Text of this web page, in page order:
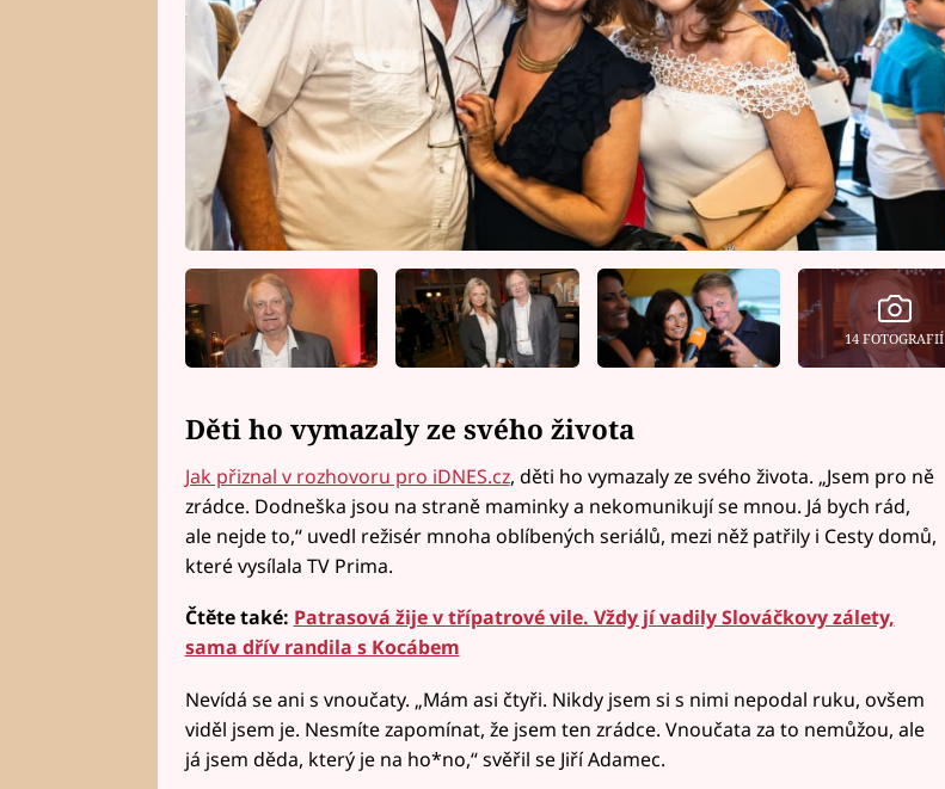
14 FOTOGRAFIÍ
Děti ho vymazaly ze svého života
Jak přiznal v rozhovoru pro iDNES.cz, děti ho vymazaly ze svého života. „Jsem pro ně
zrádce. Dodneška jsou na straně maminky a nekomunikují se mnou. Já bych rád,
ale nejde to,“ uvedl režisér mnoha oblíbených seriálů, mezi něž patřily i Cesty domů,
které vysílala TV Prima.
Čtěte také: Patrasová žije v třípatrové vile. Vždy jí vadily Slováčkovy zálety,
sama dřív randila s Kocábem
Nevídá se ani s vnoučaty. „Mám asi čtyři. Nikdy jsem si s nimi nepodal ruku, ovšem
viděl jsem je. Nesmíte zapomínat, že jsem ten zrádce. Vnoučata za to nemůžou, ale
já jsem děda, který je na ho*no,“ svěřil se Jiří Adamec.